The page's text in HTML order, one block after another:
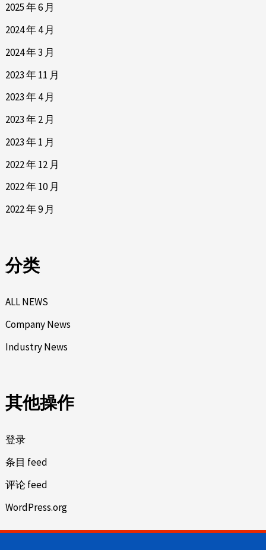
2025 年 6 月
2024 年 4 月
2024 年 3 月
2023 年 11 月
2023 年 4 月
2023 年 2 月
2023 年 1 月
2022 年 12 月
2022 年 10 月
2022 年 9 月
分类
ALL NEWS
Company News
Industry News
其他操作
登录
条目 feed
评论 feed
WordPress.org